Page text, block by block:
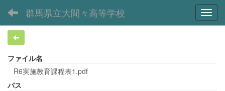
群馬県立大間々高等学校
ファイル名
R6実施教育課程表1.pdf
パス